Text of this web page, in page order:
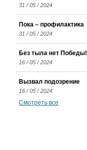
31 / 05 / 2024
Пока – профилактика
31 / 05 / 2024
Без тыла нет Победы!
16 / 05 / 2024
Вызвал подозрение
16 / 05 / 2024
Смотреть все